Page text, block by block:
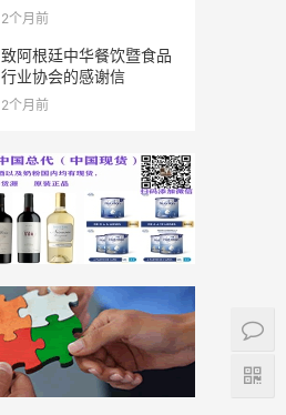
2个月前
致阿根廷中华餐饮暨食品
行业协会的感谢信
2个月前